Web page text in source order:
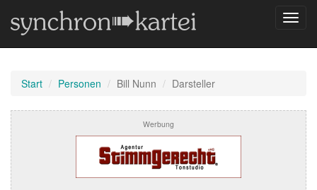
Start Personen Bill Nunn Darsteller
Werbung